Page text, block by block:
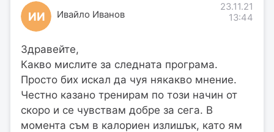
ИИ Ивайло Иванов
23.11.21
13:44
Здравейте,
Какво мислите за следната програма.
Просто бих искал да чуя някакво мнение.
Честно казано тренирам по този начин от
скоро и се чувствам добре за сега. В
момента съм в калориен излишък, като ям